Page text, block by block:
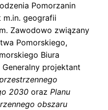
Pomorzanin
m.in. geografii
Zawodowo związany
Pomorskiego,
Biura
Generalny projektant
2030 oraz Planu
obszaru